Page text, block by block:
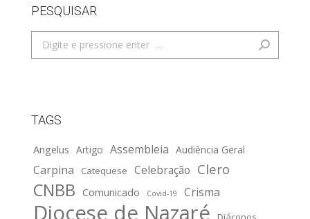
PESQUISAR
Search:
TAGS
Angelus Artigo Assembleia Audiência Geral
Carpina Catequese Celebração Clero
CNBB Comunicado Covid-19 Crisma
Diocese de Nazaré